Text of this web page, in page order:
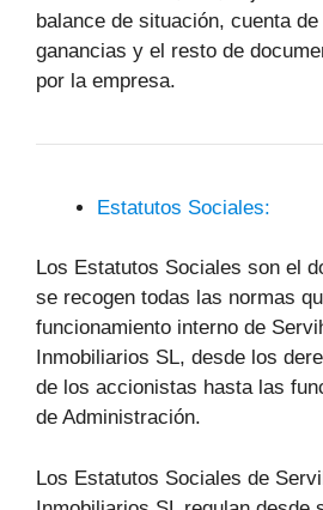
balance de situación, cuenta
ganancias y el resto de
por la empresa.
Estatutos Sociales:
Los Estatutos Sociales son el
se recogen todas las normas
funcionamiento interno de
Inmobiliarios SL, desde los
de los accionistas hasta las
de Administración.
Los Estatutos Sociales de